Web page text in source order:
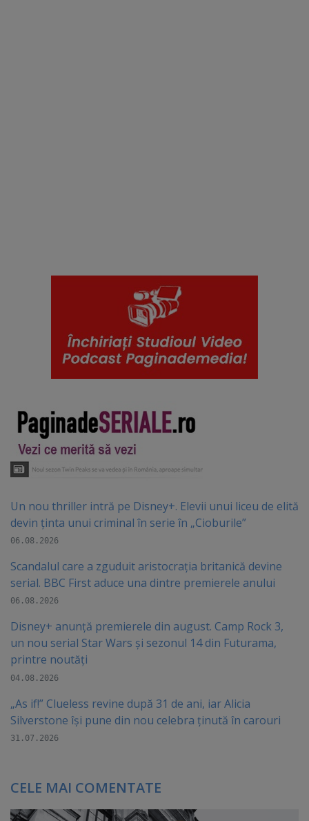
Un nou thriller intră pe Disney+. Elevii unui liceu de elită
devin ținta unui criminal în serie în „Cioburile”
06.08.2026
Scandalul care a zguduit aristocrația britanică devine
serial. BBC First aduce una dintre premierele anului
06.08.2026
Disney+ anunță premierele din august. Camp Rock 3,
un nou serial Star Wars și sezonul 14 din Futurama,
printre noutăți
04.08.2026
„As if!” Clueless revine după 31 de ani, iar Alicia
Silverstone își pune din nou celebra ținută în carouri
31.07.2026
CELE MAI COMENTATE